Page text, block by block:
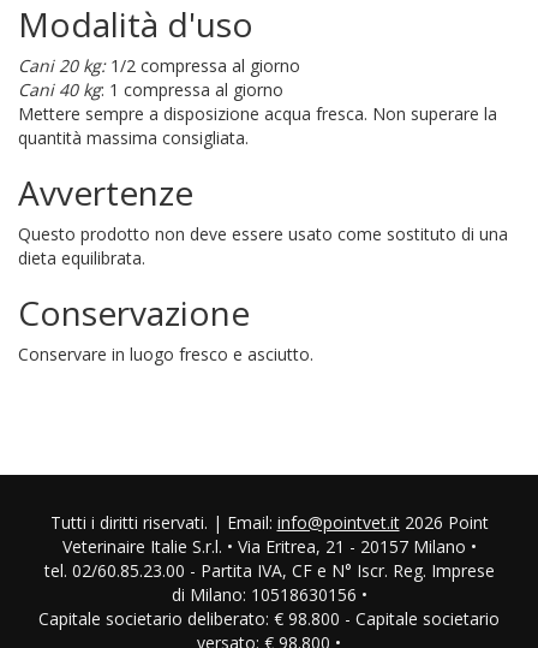
Modalità d'uso
Cani 20 kg:1/2 compressa al giorno
Cani 40 kg: 1 compressa al giorno
Mettere sempre a disposizione acqua fresca. Non superare la
quantità massima consigliata.
Avvertenze
Questo prodotto non deve essere usato come sostituto di una
dieta equilibrata.
Conservazione
Conservare in luogo fresco e asciutto.
Tutti i diritti riservati. | Email: info@pointvet.it2026 Point
Veterinaire Italie S.r.l. • Via Eritrea, 21 - 20157 Milano •
tel. 02/60.85.23.00 - Partita IVA, CF e N° Iscr. Reg. Imprese
di Milano: 10518630156 •
Capitale societario deliberato: € 98.800 - Capitale societario
versato: € 98.800 •